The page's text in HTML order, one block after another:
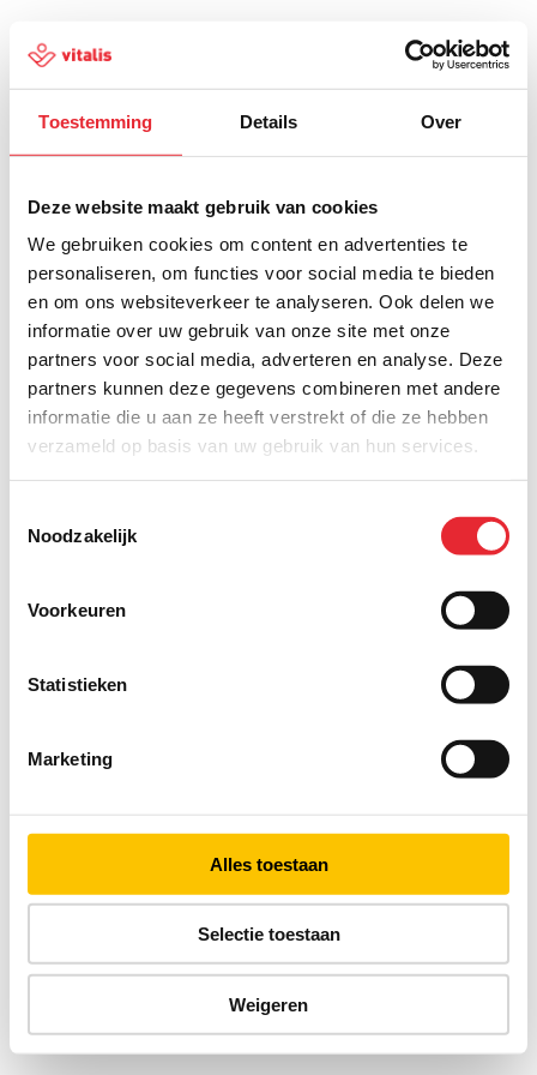
Toestemming Details Over
Deze website maakt gebruik van cookies
We gebruiken cookies om content en advertenties te
personaliseren, om functies voor social media te bieden
en om ons websiteverkeer te analyseren. Ook delen we
informatie over uw gebruik van onze site met onze
partners voor social media, adverteren en analyse. Deze
partners kunnen deze gegevens combineren met andere
informatie die u aan ze heeft verstrekt of die ze hebben
verzameld op basis van uw gebruik van hun services.
Noodzakelijk
Voorkeuren
Statistieken
Marketing
Alles toestaan
Selectie toestaan
Weigeren
500
Er is iets fout gegaan
Probeer het later opnieuw of ga terug naar de
homepagina.